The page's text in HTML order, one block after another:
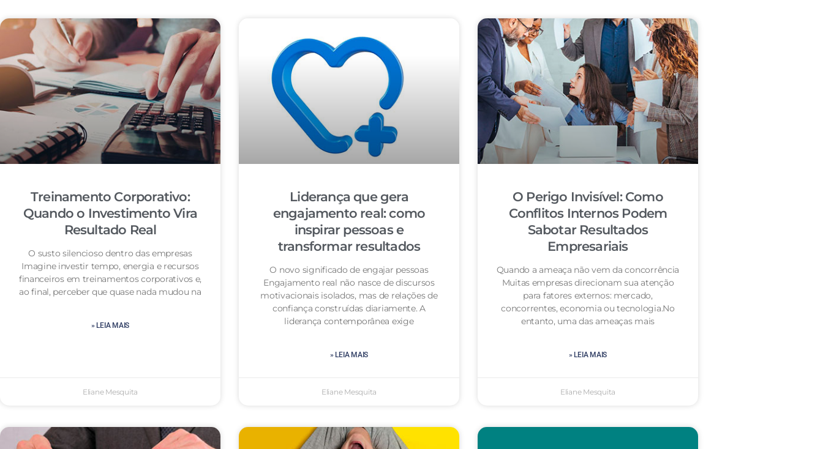
Treinamento Corporativo:
Quando o Investimento Vira
Resultado Real
O susto silencioso dentro das empresas
Imagine investir tempo, energia e recursos
financeiros em treinamentos corporativos e,
ao final, perceber que quase nada mudou na
» LEIA MAIS
Eliane Mesquita
Liderança que gera
engajamento real: como
inspirar pessoas e
transformar resultados
O novo significado de engajar pessoas
Engajamento real não nasce de discursos
motivacionais isolados, mas de relações de
confiança construídas diariamente. A
liderança contemporânea exige
» LEIA MAIS
Eliane Mesquita
O Perigo Invisível: Como
Conflitos Internos Podem
Sabotar Resultados
Empresariais
Quando a ameaça não vem da concorrência
Muitas empresas direcionam sua atenção
para fatores externos: mercado,
concorrentes, economia ou tecnologia.No
entanto, uma das ameaças mais
» LEIA MAIS
Eliane Mesquita